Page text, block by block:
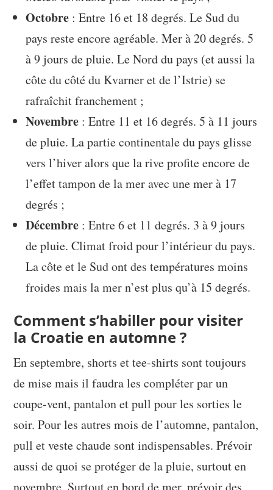
Octobre : Entre 16 et 18 degrés. Le Sud du
pays reste encore agréable. Mer à 20 degrés. 5
à 9 jours de pluie. Le Nord du pays (et aussi la
côte du côté du Kvarner et de l’Istrie) se
rafraîchit franchement ;
Novembre : Entre 11 et 16 degrés. 5 à 11 jours
de pluie. La partie continentale du pays glisse
vers l’hiver alors que la rive profite encore de
l’effet tampon de la mer avec une mer à 17
degrés ;
Décembre : Entre 6 et 11 degrés. 3 à 9 jours
de pluie. Climat froid pour l’intérieur du pays.
La côte et le Sud ont des températures moins
froides mais la mer n’est plus qu’à 15 degrés.
Comment s’habiller pour visiter
la Croatie en automne ?
En septembre, shorts et tee-shirts sont toujours
de mise mais il faudra les compléter par un
coupe-vent, pantalon et pull pour les sorties le
soir. Pour les autres mois de l’automne, pantalon,
pull et veste chaude sont indispensables. Prévoir
aussi de quoi se protéger de la pluie, surtout en